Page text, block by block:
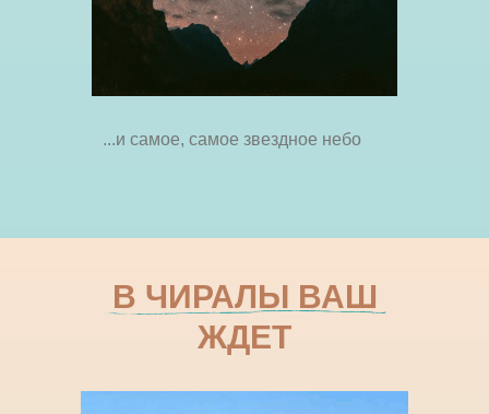
...и самое, самое звездное небо
В ЧИРАЛЫ ВАШ
ЖДЕТ